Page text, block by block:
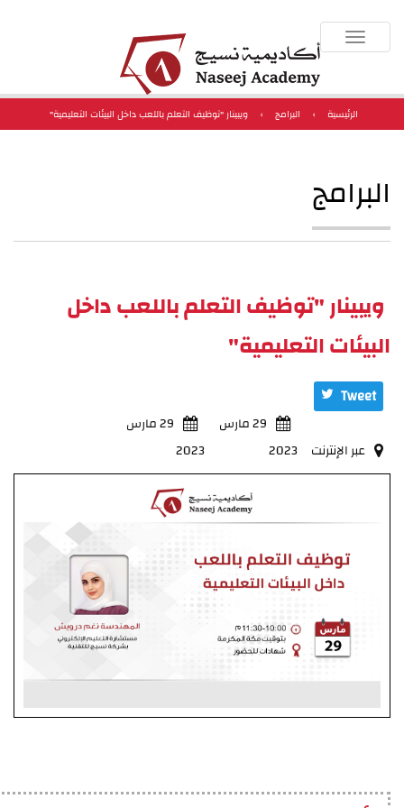
Toggle
navigation
الرئيسية › البرامج › ويبينار "توظيف التعلم باللعب داخل البيئات التعليمية"
البرامج
ويبينار "توظيف التعلم باللعب داخل
البيئات التعليمية"
Tweet
عبر الإنترنت
29 مارس
2023
29 مارس
2023